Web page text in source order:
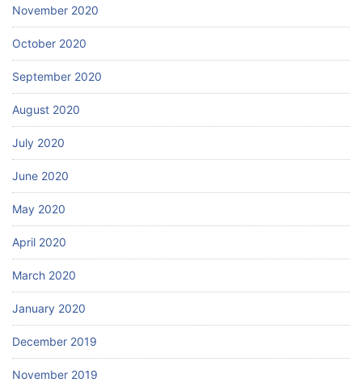
November 2020
October 2020
September 2020
August 2020
July 2020
June 2020
May 2020
April 2020
March 2020
January 2020
December 2019
November 2019